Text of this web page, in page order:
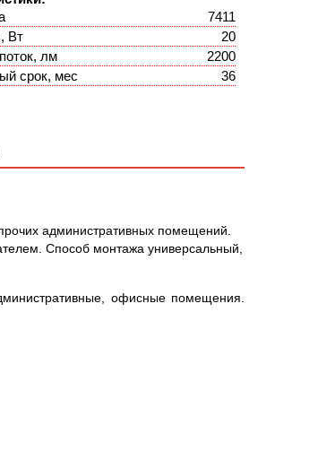
7411
Вт
20
лм
2200
срок, мес
36
административных помещений.
Способ монтажа универсальный,
офисные помещения.